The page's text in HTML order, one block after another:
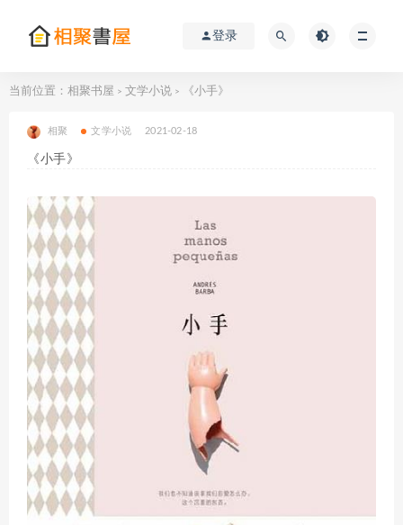
登录
当前位置： 相聚书屋 > 文学小说 > 《小手》
相聚 文学小说 2021-02-18
《小手》